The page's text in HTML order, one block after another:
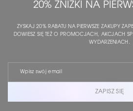
20% ZNIŻKI NA
ZYSKAJ 20% RABATU NA PIERWSZE ZAKUPY
DOWIESZ SIĘ TEŻ O PROMOCJACH, AKCJACH
WYDARZENIACH.
ZAPISZ SIĘ